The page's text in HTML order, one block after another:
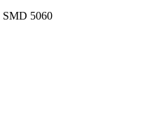
SMD 5060